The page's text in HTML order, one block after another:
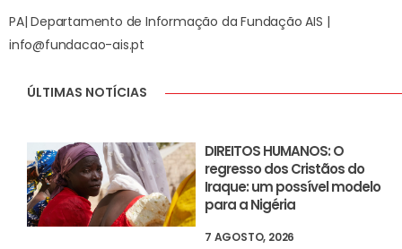
PA| Departamento de Informação da Fundação AIS |
info@fundacao-ais.pt
ÚLTIMAS NOTÍCIAS
DIREITOS HUMANOS: O
regresso dos Cristãos do
Iraque: um possível modelo
para a Nigéria
7 AGOSTO, 2026